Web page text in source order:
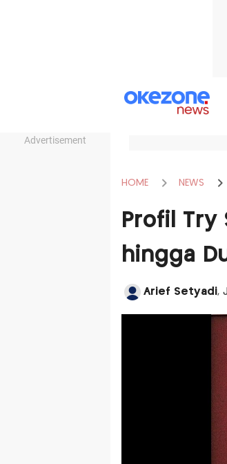
Advertisement
HOME NEWS
Profil Try
hingga
Arief Setyadi,